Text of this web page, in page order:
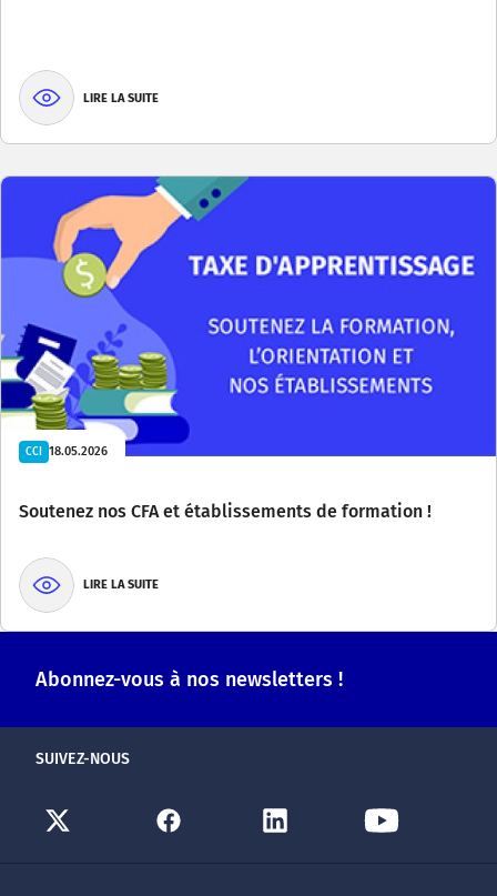
LIRE LA SUITE
CCI 18.05.2026
Soutenez nos CFA et établissements de formation !
LIRE LA SUITE
Abonnez-vous à nos newsletters !
SUIVEZ-NOUS